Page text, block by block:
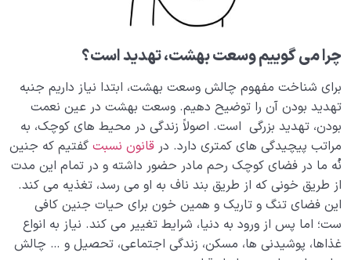
تخیل بهشت؛ چگونه یک تمرین ساده می تواند زندگی ما را
آن
تظاهر به دینداری یا دینداری اصیل؛ تحلیلی بر تفاوت میان
باطن و ظاهر دینداری
جهنم کجاست، دلیل گرفتار شدن در جهنم بیمارستان آخرت
چیست؟
جهنم چیست؟ عدم سازگاری ما با بهشت چگونه جهنم را
می‌سازد؟
چرا می گوییم وسعت بهشت، تهدید است؟
برای شناخت مفهوم چالش وسعت بهشت، ابتدا نیاز داریم جنبه
تهدید بودن آن را توضیح دهیم. وسعت بهشت در عین نعمت
بودن، تهدید بزرگی است. اصولاً زندگی در محیط های کوچک، به
مراتب پیچیدگی های کمتری دارد. در قانون نسبت گفتیم که جنین
نُه ما در فضای کوچک رحم مادر حضور داشته و در تمام این مدت
از طریق خونی که از طریق بند ناف به او می رسد، تغذیه می کند.
این فضای تنگ و تاریک و همین خون برای حیات جنین کافی
ست؛ اما پس از ورود به دنیا، شرایط تغییر می کند. نیاز به انواع
غذاها، پوشیدنی ها، مسکن، زندگی اجتماعی، تحصیل و … چالش